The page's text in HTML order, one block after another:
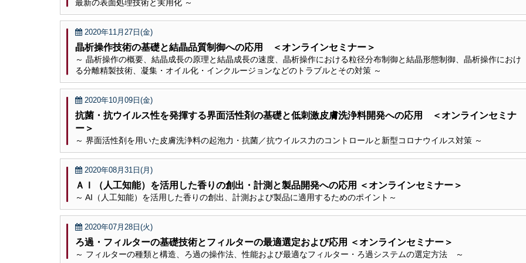
最新の表面処理技術と実用化 ～
2020年11月27日(金)
晶析操作技術の基礎と結晶品質制御への応用 ＜オンラインセミナー＞
～ 晶析操作の概要、結晶成長の原理と結晶成長の速度、晶析操作における粒径分布制御と結晶形態制御、晶析操作におけ
る分離精製技術、凝集・オイル化・インクルージョンなどのトラブルとその対策 ～
2020年10月09日(金)
抗菌・抗ウイルス性を発揮する界面活性剤の基礎と低刺激皮膚洗浄料開発への応用 ＜オンラインセミナ
ー＞
～ 界面活性剤を用いた皮膚洗浄料の起泡力・抗菌／抗ウイルス力のコントロールと新型コロナウイルス対策 ～
2020年08月31日(月)
ＡＩ（人工知能）を活用した香りの創出・計測と製品開発への応用 ＜オンラインセミナー＞
～ AI（人工知能）を活用した香りの創出、計測および製品に適用するためのポイント～
2020年07月28日(火)
ろ過・フィルターの基礎技術とフィルターの最適選定および応用 ＜オンラインセミナー＞
～ フィルターの種類と構造、ろ過の操作法、性能および最適なフィルター・ろ過システムの選定方法 ～